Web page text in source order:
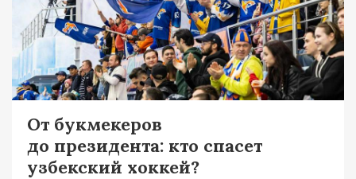
От букмекеров
до президента: кто спасет
узбекский хоккей?